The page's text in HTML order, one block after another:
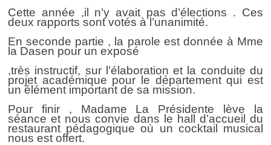
Cette année ,il n’y avait pas d’élections . Ces
deux rapports sont votés à l’unanimité.
En seconde partie , la parole est donnée à Mme
la Dasen pour un exposé
,très instructif, sur l’élaboration et la conduite du
projet académique pour le département qui est
un élément important de sa mission.
Pour finir , Madame La Présidente lève la
séance et nous convie dans le hall d’accueil du
restaurant pédagogique où un cocktail musical
nous est offert.